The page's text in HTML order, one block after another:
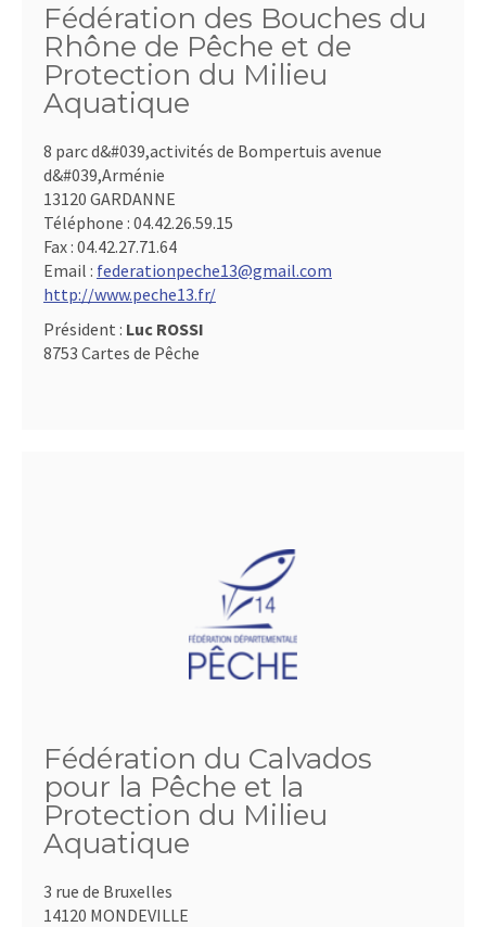
Fédération des Bouches du
Rhône de Pêche et de
Protection du Milieu
Aquatique
8 parc d&#039,activités de Bompertuis avenue
d&#039,Arménie
13120 GARDANNE
Téléphone : 04.42.26.59.15
Fax : 04.42.27.71.64
Email : federationpeche13@gmail.com
http://www.peche13.fr/
Président : Luc ROSSI
8753 Cartes de Pêche
Fédération du Calvados
pour la Pêche et la
Protection du Milieu
Aquatique
3 rue de Bruxelles
14120 MONDEVILLE